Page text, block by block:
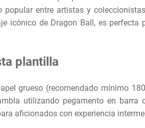
popular entre artistas y
icónico de Dragon Ball, es
plantilla
grueso (recomendado mínimo
utilizando pegamento en
aficionados con experiencia